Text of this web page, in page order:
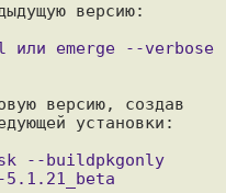
версию:
версию, создав
установки: